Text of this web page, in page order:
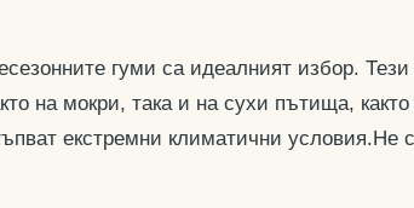
гуми са идеалният избор.
на мокри, така и на сухи пътища,
екстремни климатични условия.Не